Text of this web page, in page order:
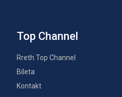
Top Channel
Rreth Top Channel
Bileta
Kontakt